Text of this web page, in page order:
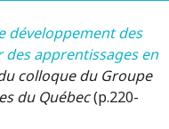
développement des
apprentissages en
colloque du Groupe
du Québec(p.220-